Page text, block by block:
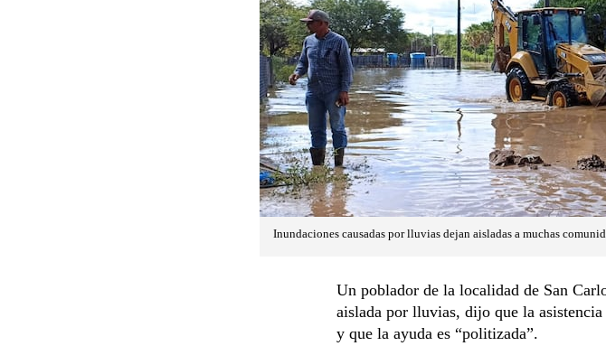
Inundaciones causadas por lluvias dejan aisladas a muchas
Un poblador de la localidad de San
aislada por lluvias, dijo que la
y que la ayuda es “politizada”.